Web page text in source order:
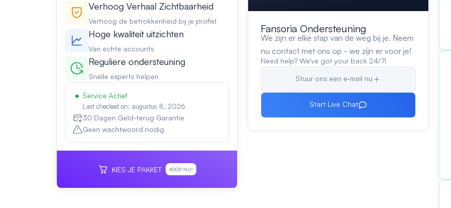
Verhoog Verhaal Zichtbaarheid
Verhoog de betrokkenheid bij je profiel
Hoge kwaliteit uitzichten
Van echte accounts
Reguliere ondersteuning
Snelle experts helpen
Service Actief
Last checked on: augustus 8, 2026
30 Dagen Geld-terug Garantie
Geen wachtwoord nodig
KIES JE PAKKET KOOP NU!
Fansoria Ondersteuning
We zijn er elke stap van de weg bij je. Neem
nu contact met ons op - we zijn er voor je!
Need help? We’ve got your back 24/7!
Stuur ons een e‑mail nu
Start Live Chat